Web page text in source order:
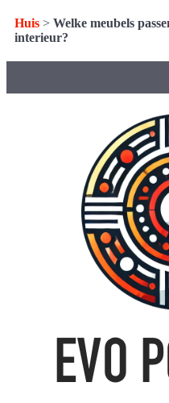
Huis > Welke meubels
interieur?